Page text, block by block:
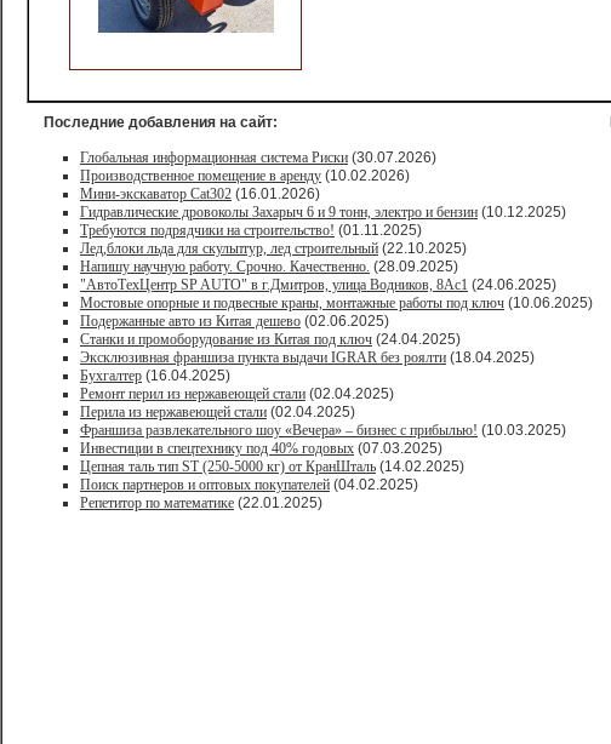
Последние добавления на сайт:
Глобальная информационная система Риски (30.07.2026)
Производственное помещение в аренду (10.02.2026)
Мини-экскаватор Cat302 (16.01.2026)
Гидравлические дровоколы Захарыч 6 и 9 тонн, электро и бензин (10.12.2025)
Требуются подрядчики на строительство! (01.11.2025)
Лед,блоки льда для скульптур, лед строительный (22.10.2025)
Напишу научную работу. Срочно. Качественно. (28.09.2025)
"АвтоТехЦентр SP AUTO" в г.Дмитров, улица Водников, 8Ас1 (24.06.2025)
Мостовые опорные и подвесные краны, монтажные работы под ключ (10.06.2025)
Подержанные авто из Китая дешево (02.06.2025)
Станки и промоборудование из Китая под ключ (24.04.2025)
Эксклюзивная франшиза пункта выдачи IGRAR без роялти (18.04.2025)
Бухгалтер (16.04.2025)
Ремонт перил из нержавеющей стали (02.04.2025)
Перила из нержавеющей стали (02.04.2025)
Франшиза развлекательного шоу «Вечера» – бизнес с прибылью! (10.03.2025)
Инвестиции в спецтехнику под 40% годовых (07.03.2025)
Цепная таль тип ST (250-5000 кг) от КранШталь (14.02.2025)
Поиск партнеров и оптовых покупателей (04.02.2025)
Репетитор по математике (22.01.2025)